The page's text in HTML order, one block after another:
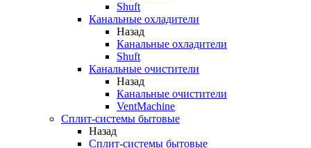
Shuft
Канальные охладители
Назад
Канальные охладители
Shuft
Канальные очистители
Назад
Канальные очистители
VentMachine
Сплит-системы бытовые
Назад
Сплит-системы бытовые